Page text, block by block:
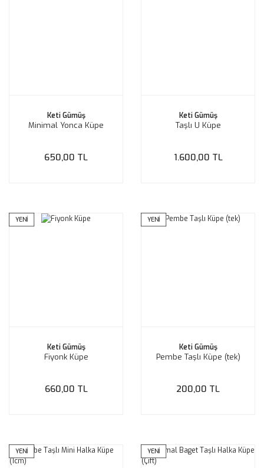
Keti Gümüş
Minimal Yonca Küpe
650,00 TL
Keti Gümüş
Taşlı U Küpe
1.600,00 TL
YENİ
Keti Gümüş
Fiyonk Küpe
660,00 TL
YENİ
Keti Gümüş
Pembe Taşlı Küpe (tek)
200,00 TL
YENİ YENİ